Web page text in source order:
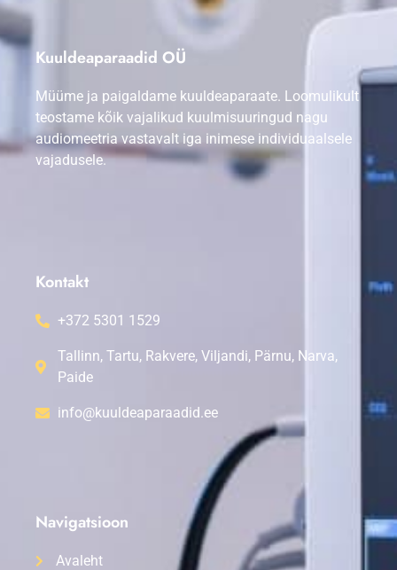
Kuuldeaparaadid OÜ
Müüme ja paigaldame kuuldeaparaate. Loomulikult
teostame kõik vajalikud kuulmisuuringud nagu
audiomeetria vastavalt iga inimese individuaalsele
vajadusele.
Kontakt
+372 5301 1529
Tallinn, Tartu, Rakvere, Viljandi, Pärnu, Narva,
Paide
info@kuuldeaparaadid.ee
Navigatsioon
Avaleht